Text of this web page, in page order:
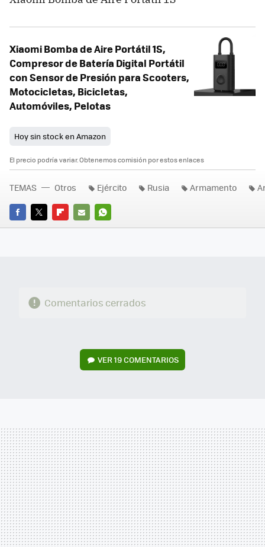
Xiaomi Bomba de Aire Portátil 1S,
Compresor de Batería Digital Portátil
con Sensor de Presión para Scooters,
Motocicletas, Bicicletas,
Automóviles, Pelotas
Hoy sin stock en Amazon
El precio podría variar. Obtenemos comisión por estos enlaces
FACEBOOK
TWITTERFLIPBOARD
E-
WHATSAPP
TEMAS Otros Ejército Rusia Armamento
Comentarios cerrados
VER19 COMENTARIOS